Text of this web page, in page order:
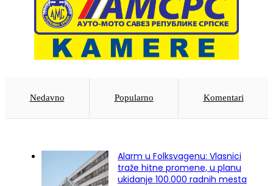
Nedavno Popularno Komentari
Alarm u Folksvagenu: Vlasnici
traže hitne promene, u planu
ukidanje 100.000 radnih mesta